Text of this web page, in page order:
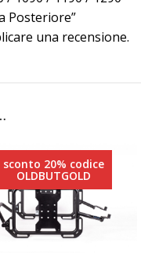
Posteriore”
una recensione.
sconto 20% codice
OLDBUTGOLD